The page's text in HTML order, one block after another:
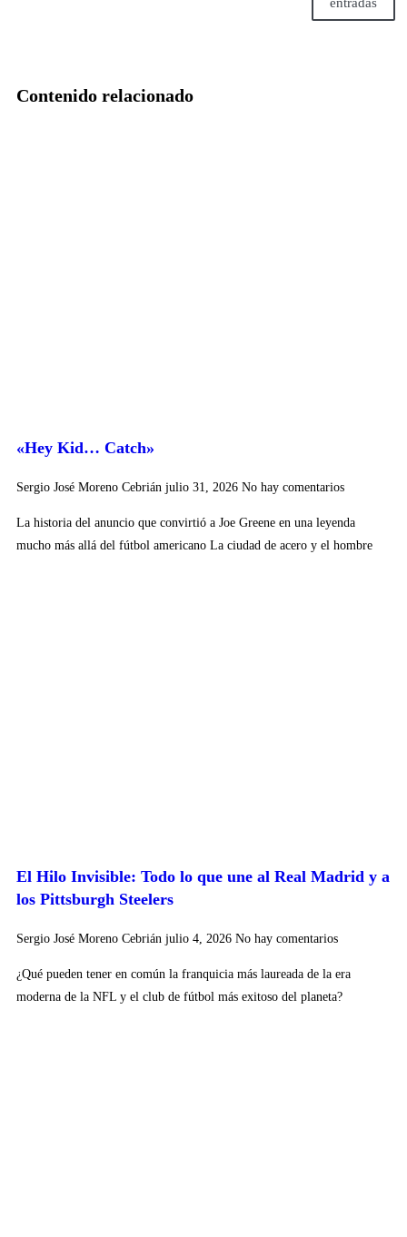
entradas
Contenido relacionado
«Hey Kid… Catch»
Sergio José Moreno Cebrián julio 31, 2026 No hay comentarios
La historia del anuncio que convirtió a Joe Greene en una leyenda
mucho más allá del fútbol americano La ciudad de acero y el hombre
El Hilo Invisible: Todo lo que une al Real Madrid y a
los Pittsburgh Steelers
Sergio José Moreno Cebrián julio 4, 2026 No hay comentarios
¿Qué pueden tener en común la franquicia más laureada de la era
moderna de la NFL y el club de fútbol más exitoso del planeta?